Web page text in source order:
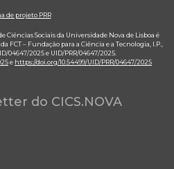
de projeto PRR
Ciências Sociais da Universidade Nova de Lisboa é
– Fundação para a Ciência e a Tecnologia, I.P.,
04647/2025 e UID/PRR/04647/2025.
e https://doi.org/10.54499/UID/PRR/04647/2025
do CICS.NOVA